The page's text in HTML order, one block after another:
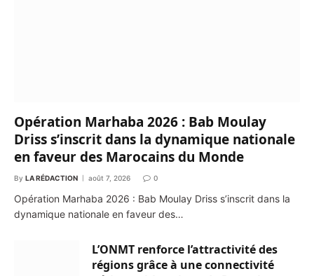
Opération Marhaba 2026 : Bab Moulay
Driss s’inscrit dans la dynamique nationale
en faveur des Marocains du Monde
By LA RÉDACTION août 7, 2026 0
Opération Marhaba 2026 : Bab Moulay Driss s’inscrit dans la
dynamique nationale en faveur des…
L’ONMT renforce l’attractivité des
régions grâce à une connectivité